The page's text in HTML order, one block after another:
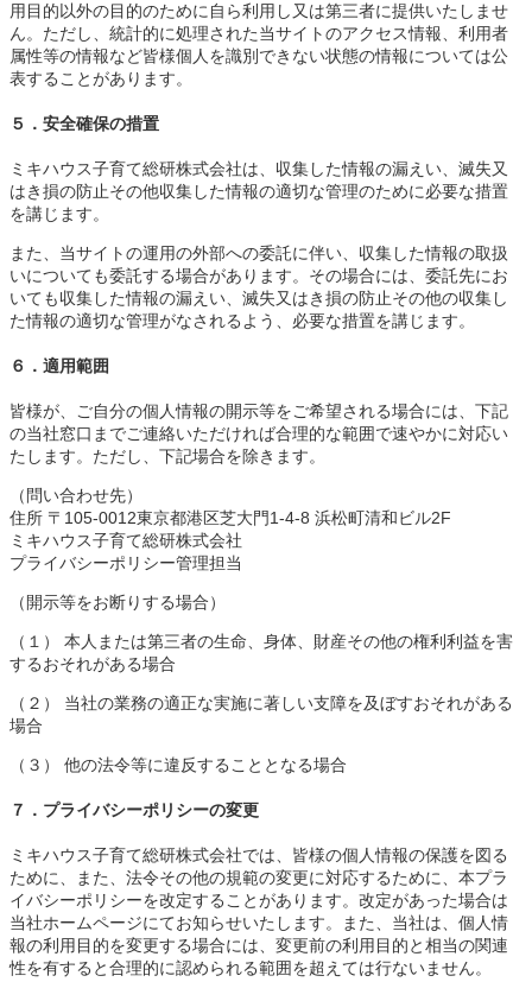
用目的以外の目的のために自ら利用し又は第三者に提供いたしませ
ん。ただし、統計的に処理された当サイトのアクセス情報、利用者
属性等の情報など皆様個人を識別できない状態の情報については公
表することがあります。
５．安全確保の措置
ミキハウス子育て総研株式会社は、収集した情報の漏えい、滅失又
はき損の防止その他収集した情報の適切な管理のために必要な措置
を講じます。
また、当サイトの運用の外部への委託に伴い、収集した情報の取扱
いについても委託する場合があります。その場合には、委託先にお
いても収集した情報の漏えい、滅失又はき損の防止その他の収集し
た情報の適切な管理がなされるよう、必要な措置を講じます。
６．適用範囲
皆様が、ご自分の個人情報の開示等をご希望される場合には、下記
の当社窓口までご連絡いただければ合理的な範囲で速やかに対応い
たします。ただし、下記場合を除きます。
（問い合わせ先）
住所 〒105-0012東京都港区芝大門1-4-8 浜松町清和ビル2F
ミキハウス子育て総研株式会社
プライバシーポリシー管理担当
（開示等をお断りする場合）
（１） 本人または第三者の生命、身体、財産その他の権利利益を害
するおそれがある場合
（２） 当社の業務の適正な実施に著しい支障を及ぼすおそれがある
場合
（３） 他の法令等に違反することとなる場合
７．プライバシーポリシーの変更
ミキハウス子育て総研株式会社では、皆様の個人情報の保護を図る
ために、また、法令その他の規範の変更に対応するために、本プラ
イバシーポリシーを改定することがあります。改定があった場合は
当社ホームページにてお知らせいたします。また、当社は、個人情
報の利用目的を変更する場合には、変更前の利用目的と相当の関連
性を有すると合理的に認められる範囲を超えては行ないません。